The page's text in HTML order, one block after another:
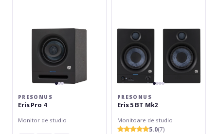
PRESONUS
Eris Pro 4
Monitor de studio
PRESONUS
Eris 5 BT Mk2
Monitoare de studio
5.0(7)